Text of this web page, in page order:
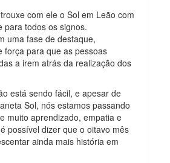
com ele o Sol em Leão com
para todos os signos.
uma fase de destaque,
força para que as pessoas
a irem atrás da realização dos
está sendo fácil, e apesar de
Sol, nós estamos passando
muito aprendizado, empatia e
possível dizer que o oitavo mês
ainda mais história em